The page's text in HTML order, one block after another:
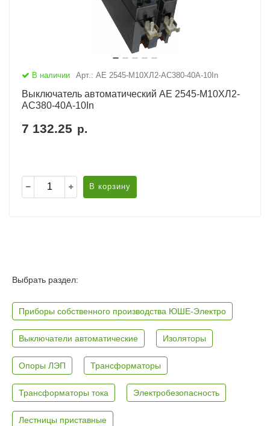
В наличии Арт.: АЕ 2545-М10ХЛ2-AC380-40А-10In
Выключатель автоматический АЕ 2545-М10ХЛ2-
AC380-40А-10In
7 132.25 р.
В корзину
Выбрать раздел:
Приборы собственного производства ЮШЕ-Электро
Выключатели автоматические Изоляторы
Опоры ЛЭП Трансформаторы
Трансформаторы тока Электробезопасность
Лестницы приставные